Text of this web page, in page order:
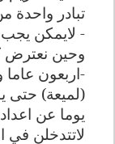
تبادر واحدة
- لايمكن
وحين نعترض
-اربعون عاما
(لميعة) حتى
يوما عن
لاتتدخلن